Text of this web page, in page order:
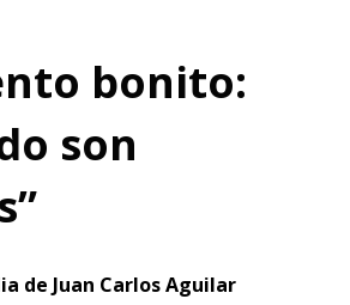
bonito:
son
de Juan Carlos Aguilar